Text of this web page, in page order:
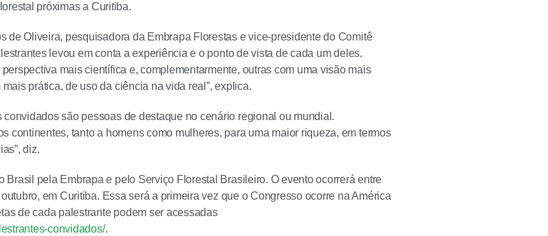
próximas a Curitiba.
de Oliveira, pesquisadora da Embrapa Florestas e vice-presidente do Comitê
levou em conta a experiência e o ponto de vista de cada um deles.
mais científica e, complementarmente, outras com uma visão mais
prática, de uso da ciência na vida real”, explica.
são pessoas de destaque no cenário regional ou mundial.
continentes, tanto a homens como mulheres, para uma maior riqueza, em termos
diz.
Brasil pela Embrapa e pelo Serviço Florestal Brasileiro. O evento ocorrerá entre
em Curitiba. Essa será a primeira vez que o Congresso ocorre na América
de cada palestrante podem ser acessadas
convidados/.